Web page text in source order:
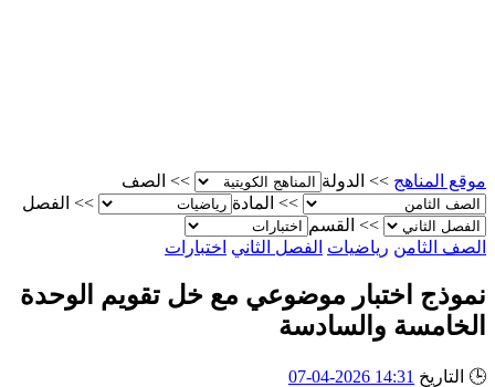
موقع المناهج >> الدولة >>
الصف
>>
المادة >>
الفصل
>>
القسم
الصف الثامن رياضيات الفصل الثاني اختبارات
نموذج اختبار موضوعي مع خل تقويم الوحدة
الخامسة والسادسة
🕒 التاريخ 14:31 2026-04-07